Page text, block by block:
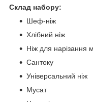
Склад набору:
Шеф-ніж
Хлібний ніж
Ніж для нарізання
Сантоку
Універсальний ніж
Мусат